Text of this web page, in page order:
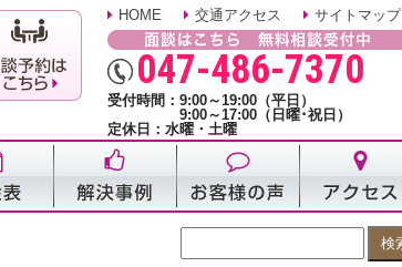
HOME 交通アクセス サイトマップ
047-486-7370
受付時間：9:00～19:00（平日）
9:00～17:00（日曜･祝日）
定休日：水曜・土曜